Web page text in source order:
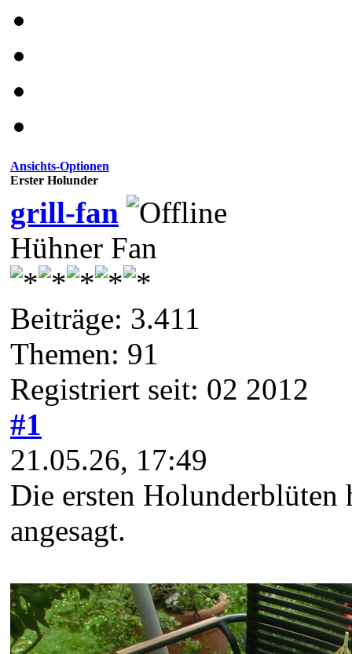
Ansichts-Optionen
Erster Holunder
grill-fan
Hühner Fan
Beiträge: 3.411
Themen: 91
Registriert seit: 02 2012
#1
21.05.26, 17:49
Die ersten Holunderblüten
angesagt.